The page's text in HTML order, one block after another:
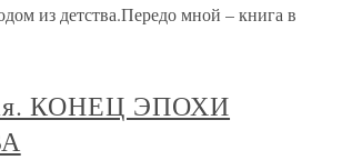
из детства.Передо мной – книга в
КОНЕЦ ЭПОХИ